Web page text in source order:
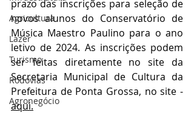
Agricultura
Lazer
Turismo
Rodovias
Agronegócio
prazo das inscrições para seleção de
novos alunos do Conservatório de
Música Maestro Paulino para o ano
letivo de 2024. As inscrições podem
ser feitas diretamente no site da
Secretaria Municipal de Cultura da
aqui.